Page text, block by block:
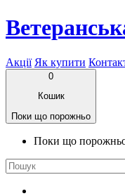
Акції Як купити
0
Кошик
Поки що порожньо
Поки що